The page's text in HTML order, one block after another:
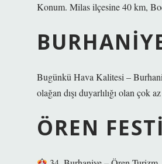
Konum. Milas ilçesine 40 km,
Bugünkü Hava Kalitesi –
olağan dışı duyarlılığı olan çok
ÖREN